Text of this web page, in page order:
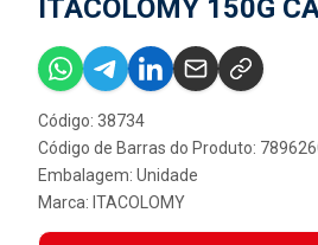
ITACOLOMY 150G
Código: 38734
Código de Barras do Produto:
Embalagem: Unidade
Marca: ITACOLOMY